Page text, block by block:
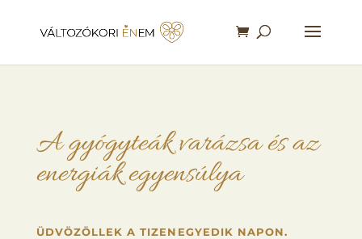
A gyógyteák varázsa és az
energiák egyensúlya
ÜDVÖZÖLLEK A TIZENEGYEDIK NAPON.